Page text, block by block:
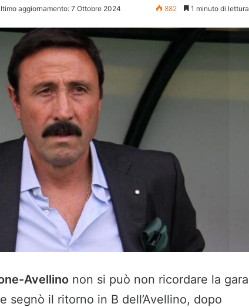
aggiornamento: 7 Ottobre 2024 882 1 minuto di lettura
Avellino non si può non ricordare la gara
segnò il ritorno in B dell’Avellino, dopo